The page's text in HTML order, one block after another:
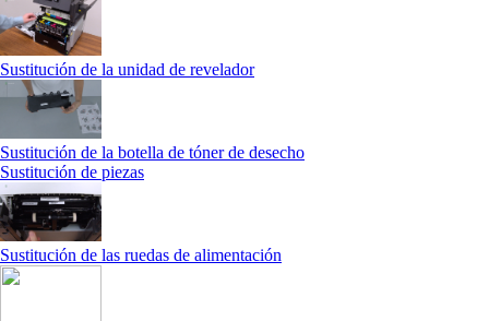
Sustitución de la unidad de revelador
Sustitución de la botella de tóner de desecho
Sustitución de piezas
Sustitución de las ruedas de alimentación